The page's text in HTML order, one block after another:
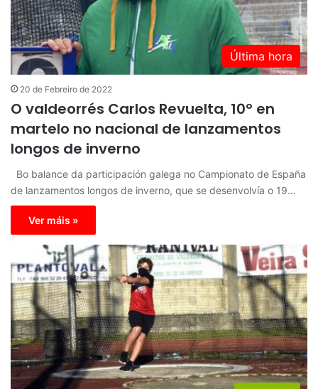
Última hora
20 de Febreiro de 2022
O valdeorrés Carlos Revuelta, 10º en
martelo no nacional de lanzamentos
longos de inverno
Bo balance da participación galega no Campionato de España
de lanzamentos longos de inverno, que se desenvolvía o 19…
Ver máis »